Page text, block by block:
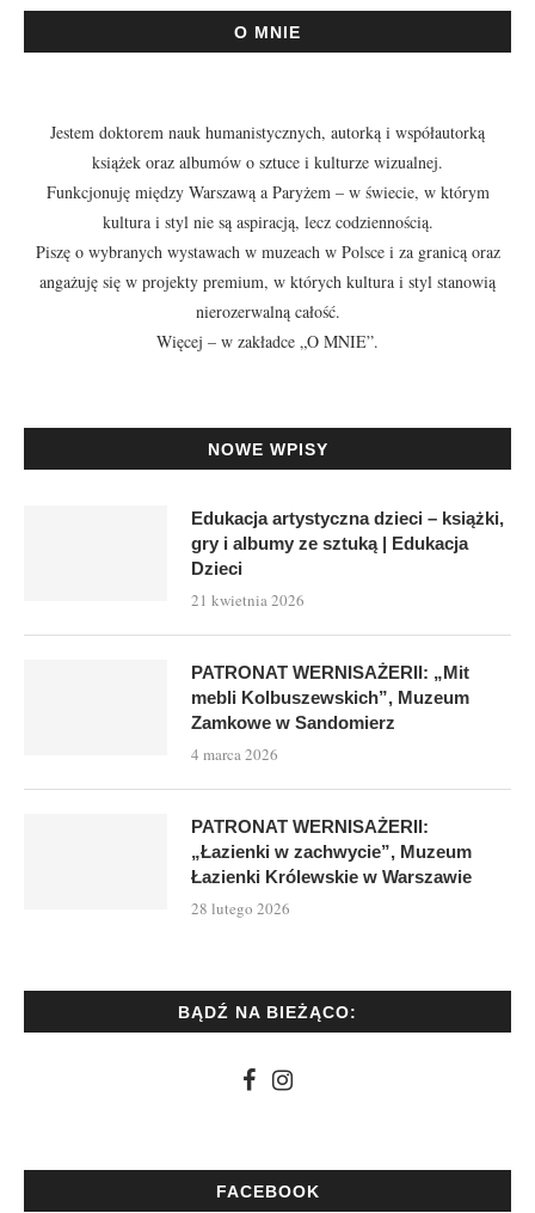
O MNIE
Jestem doktorem nauk humanistycznych, autorką i współautorką
książek oraz albumów o sztuce i kulturze wizualnej.
Funkcjonuję między Warszawą a Paryżem – w świecie, w którym
kultura i styl nie są aspiracją, lecz codziennością.
Piszę o wybranych wystawach w muzeach w Polsce i za granicą oraz
angażuję się w projekty premium, w których kultura i styl stanowią
nierozerwalną całość.
Więcej – w zakładce „O MNIE”.
NOWE WPISY
Edukacja artystyczna dzieci – książki,
gry i albumy ze sztuką | Edukacja
Dzieci
21 kwietnia 2026
PATRONAT WERNISAŻERII: „Mit
mebli Kolbuszewskich”, Muzeum
Zamkowe w Sandomierz
4 marca 2026
PATRONAT WERNISAŻERII:
„Łazienki w zachwycie”, Muzeum
Łazienki Królewskie w Warszawie
28 lutego 2026
BĄDŹ NA BIEŻĄCO:
FACEBOOK